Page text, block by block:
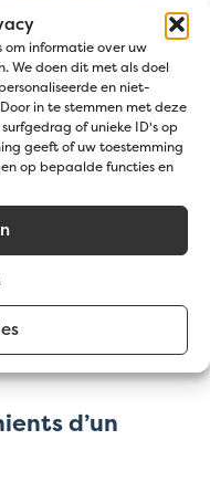
om informatie over uw
We doen dit met als doel
en niet-
in te stemmen met deze
of unieke ID's op
geeft of uw toestemming
op bepaalde functies en
en herbe ?
grâce au
de l’eau.
vert tout au long
à rendre le cadre
particuliers et les
rendre leurs
plus écologiques.
et à réparer par
d’un